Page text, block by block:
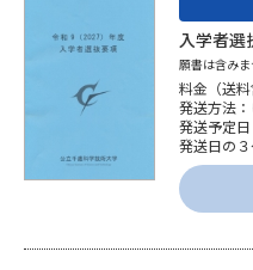
来場型・Web型イベント特集
受験準備
入学者選
願書は含みま
料金（送
発送方法
発送予定日
発送日の